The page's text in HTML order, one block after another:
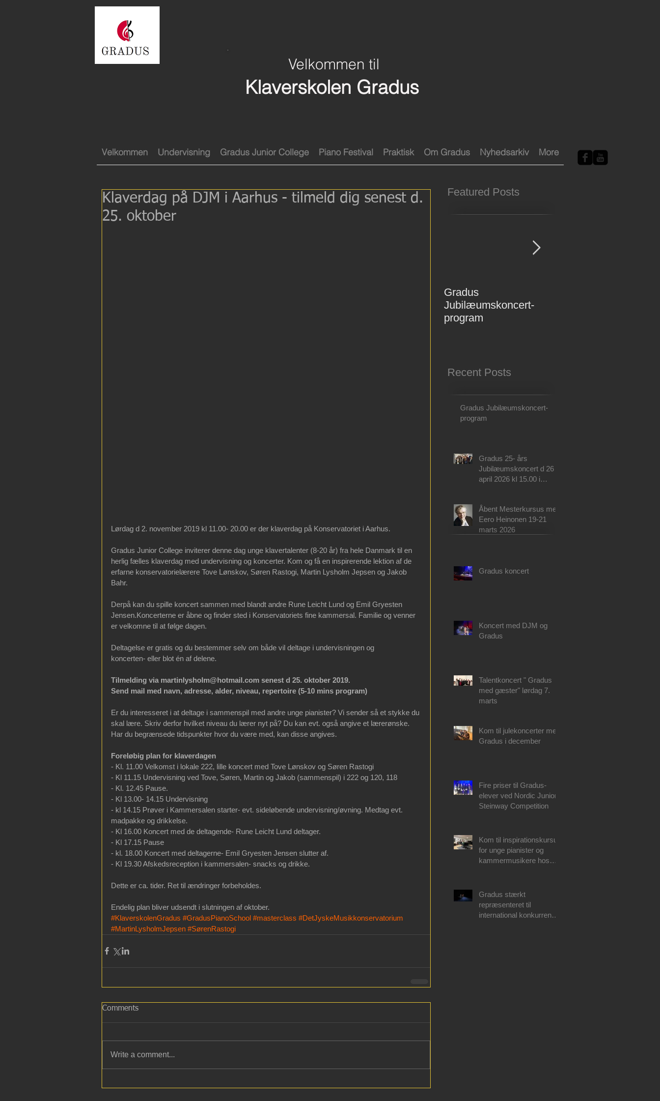
Velkommen til
Klaverskolen Gradus
Velkommen Undervisning Gradus Junior College Piano Festival Praktisk Om Gradus Nyhedsarkiv More
Klaverdag på DJM i Aarhus - tilmeld dig senest d.
25. oktober
Lørdag d 2. november 2019 kl 11.00- 20.00 er der klaverdag på Konservatoriet i Aarhus.
Gradus Junior College inviterer denne dag unge klavertalenter (8-20 år) fra hele Danmark til en
herlig fælles klaverdag med undervisning og koncerter. Kom og få en inspirerende lektion af de
erfarne konservatorielærere Tove Lønskov, Søren Rastogi, Martin Lysholm Jepsen og Jakob
Bahr.
Derpå kan du spille koncert sammen med blandt andre Rune Leicht Lund og Emil Gryesten
Jensen.Koncerterne er åbne og finder sted i Konservatoriets fine kammersal. Familie og venner
er velkomne til at følge dagen.
Deltagelse er gratis og du bestemmer selv om både vil deltage i undervisningen og
koncerten- eller blot én af delene.
Tilmelding via martinlysholm@hotmail.com senest d 25. oktober 2019.
Send mail med navn, adresse, alder, niveau, repertoire (5-10 mins program)
Er du interesseret i at deltage i sammenspil med andre unge pianister? Vi sender så et stykke du
skal lære. Skriv derfor hvilket niveau du lærer nyt på? Du kan evt. også angive et lærerønske.
Har du begrænsede tidspunkter hvor du være med, kan disse angives.
Foreløbig plan for klaverdagen
- Kl. 11.00 Velkomst i lokale 222, lille koncert med Tove Lønskov og Søren Rastogi
- Kl 11.15 Undervisning ved Tove, Søren, Martin og Jakob (sammenspil) i 222 og 120, 118
- Kl. 12.45 Pause.
- Kl 13.00- 14.15 Undervisning
- kl 14.15 Prøver i Kammersalen starter- evt. sideløbende undervisning/øvning. Medtag evt.
madpakke og drikkelse.
- Kl 16.00 Koncert med de deltagende- Rune Leicht Lund deltager.
- Kl 17.15 Pause
- kl. 18.00 Koncert med deltagerne- Emil Gryesten Jensen slutter af.
- Kl 19.30 Afskedsreception i kammersalen- snacks og drikke.
Dette er ca. tider. Ret til ændringer forbeholdes.
Endelig plan bliver udsendt i slutningen af oktober.
#KlaverskolenGradus #GradusPianoSchool #masterclass #DetJyskeMusikkonservatorium
#MartinLysholmJepsen #SørenRastogi
Comments
Write a comment...
Featured Posts
Gradus
Jubilæumskoncert-
program
Recent Posts
Gradus Jubilæumskoncert-
program
Gradus 25- års
Jubilæumskoncert d 26
april 2026 kl 15.00 i
Åbent Mesterkursus med
Eero Heinonen 19-21
marts 2026
Gradus koncert
Koncert med DJM og
Gradus
Talentkoncert " Gradus
med gæster" lørdag 7.
marts
Kom til julekoncerter med
Gradus i december
Fire priser til Gradus-
elever ved Nordic Junior
Steinway Competition
Kom til inspirationskursus
for unge pianister og
kammermusikere hos
Gradus stærkt
repræsenteret til
international konkurrence